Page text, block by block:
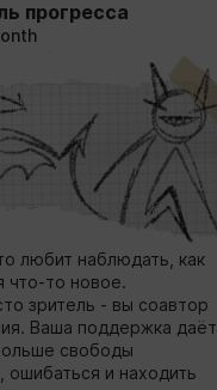
прогресса
любит наблюдать, как
что-то новое.
зритель - вы соавтор
Ваша поддержка даёт
свободы
ошибаться и находить